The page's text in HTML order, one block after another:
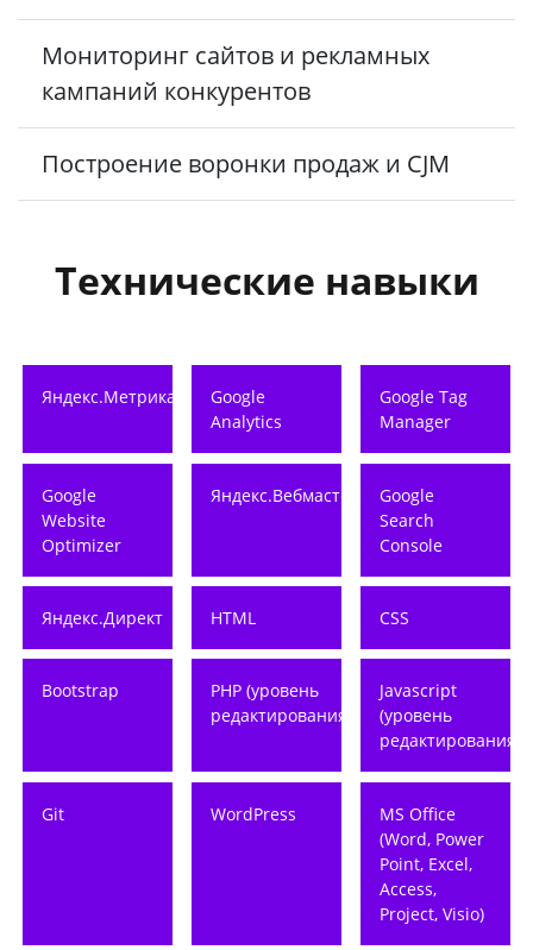
Мониторинг сайтов и рекламных
кампаний конкурентов
Построение воронки продаж и CJM
Технические навыки
Яндекс.Метрика
Google
Analytics
Google Tag
Manager
Google
Website
Optimizer
Яндекс.Вебмастер
Google
Search
Console
Яндекс.Директ HTML CSS
Bootstrap
PHP (уровень
редактирования)
Javascript
(уровень
редактирования)
Git WordPress
MS Office
(Word, Power
Point, Excel,
Access,
Project, Visio)